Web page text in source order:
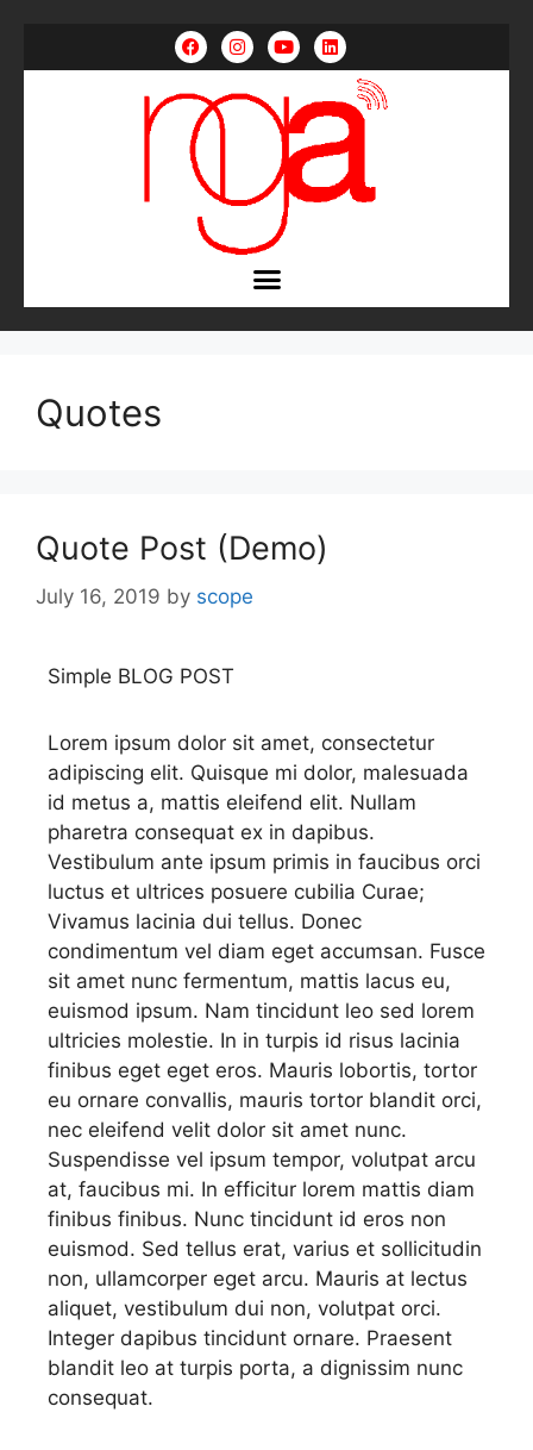
Quotes
Quote Post (Demo)
July 16, 2019 by scope
Simple BLOG POST
Lorem ipsum dolor sit amet, consectetur
adipiscing elit. Quisque mi dolor, malesuada
id metus a, mattis eleifend elit. Nullam
pharetra consequat ex in dapibus.
Vestibulum ante ipsum primis in faucibus orci
luctus et ultrices posuere cubilia Curae;
Vivamus lacinia dui tellus. Donec
condimentum vel diam eget accumsan. Fusce
sit amet nunc fermentum, mattis lacus eu,
euismod ipsum. Nam tincidunt leo sed lorem
ultricies molestie. In in turpis id risus lacinia
finibus eget eget eros. Mauris lobortis, tortor
eu ornare convallis, mauris tortor blandit orci,
nec eleifend velit dolor sit amet nunc.
Suspendisse vel ipsum tempor, volutpat arcu
at, faucibus mi. In efficitur lorem mattis diam
finibus finibus. Nunc tincidunt id eros non
euismod. Sed tellus erat, varius et sollicitudin
non, ullamcorper eget arcu. Mauris at lectus
aliquet, vestibulum dui non, volutpat orci.
Integer dapibus tincidunt ornare. Praesent
blandit leo at turpis porta, a dignissim nunc
consequat.